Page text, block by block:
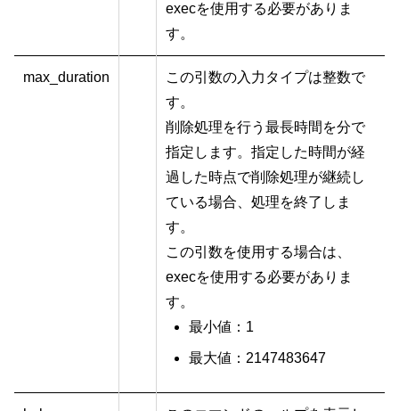
execを使用する必要がありま
す。
max_duration
この引数の入力タイプは整数で
す。
削除処理を行う最長時間を分で
指定します。指定した時間が経
過した時点で削除処理が継続し
ている場合、処理を終了しま
す。
この引数を使用する場合は、
execを使用する必要がありま
す。
最小値：1
最大値：2147483647